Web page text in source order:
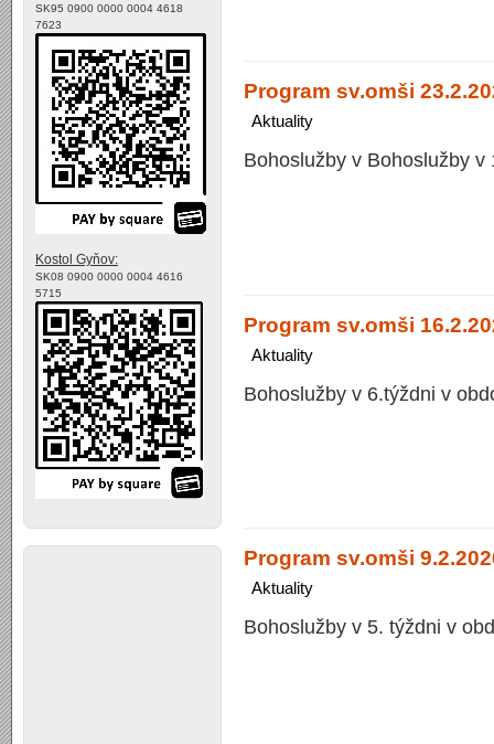
Program sv.omši
Aktuality
Bohoslužby v Bohoslužby
Program sv.omši
Aktuality
Bohoslužby v 6.týždni v
Program sv.omši
Aktuality
Bohoslužby v 5. týždni v
SK95 0900 0000 0004 4618
7623
Kostol Gyňov:
SK08 0900 0000 0004 4616
5715